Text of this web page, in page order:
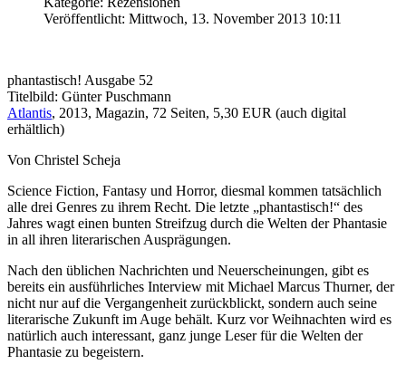
Veröffentlicht: Mittwoch, 13. November 2013 10:11
phantastisch! Ausgabe 52
Titelbild: Günter Puschmann
Atlantis, 2013, Magazin, 72 Seiten, 5,30 EUR (auch digital
erhältlich)
Von Christel Scheja
Science Fiction, Fantasy und Horror, diesmal kommen tatsächlich
alle drei Genres zu ihrem Recht. Die letzte „phantastisch!“ des
Jahres wagt einen bunten Streifzug durch die Welten der Phantasie
in all ihren literarischen Ausprägungen.
Nach den üblichen Nachrichten und Neuerscheinungen, gibt es
bereits ein ausführliches Interview mit Michael Marcus Thurner, der
nicht nur auf die Vergangenheit zurückblickt, sondern auch seine
literarische Zukunft im Auge behält. Kurz vor Weihnachten wird es
natürlich auch interessant, ganz junge Leser für die Welten der
Phantasie zu begeistern.